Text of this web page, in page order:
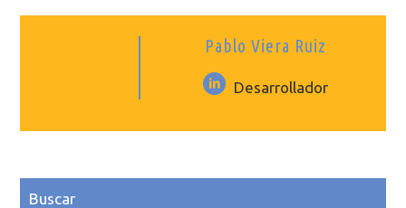
Pablo Viera Ruiz
Desarrollador
Buscar